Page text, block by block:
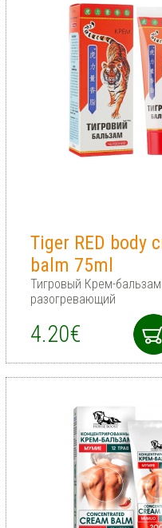
Tiger RED body
balm 75ml
Тигровый Крем-бальзам
разогревающий
4.20€